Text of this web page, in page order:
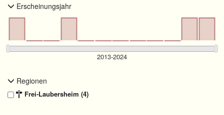
Erscheinungsjahr
Regionen
Frei-Laubersheim (4)